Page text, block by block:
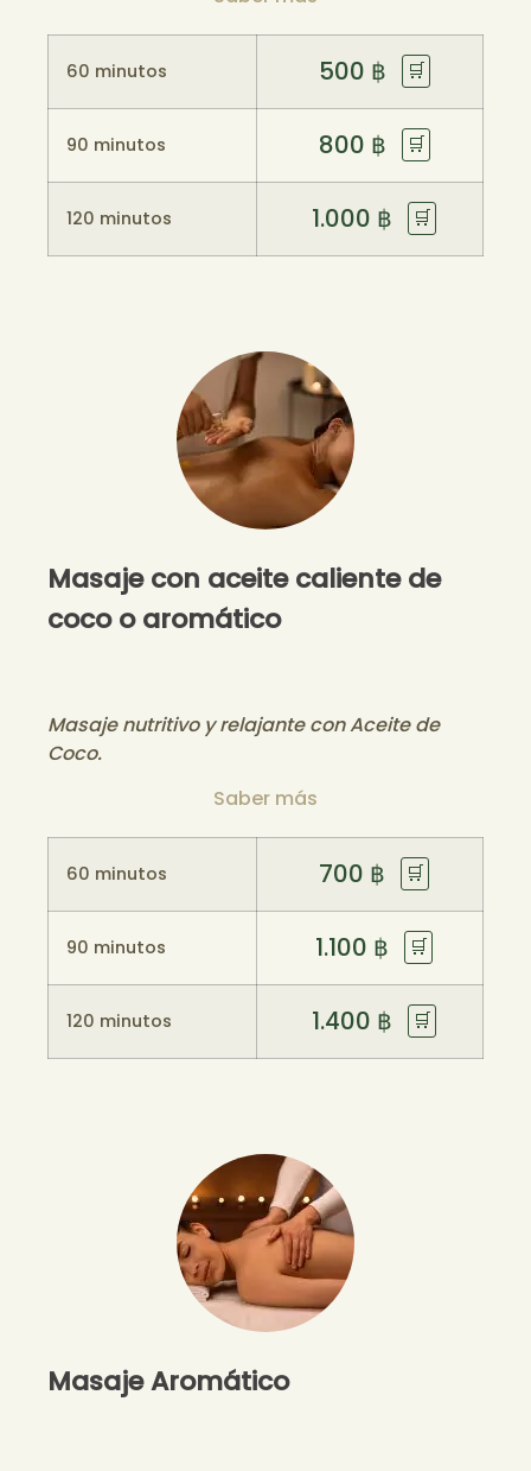
60 minutos 500 ฿ 🛒
90 minutos 800 ฿ 🛒
120 minutos 1.000 ฿ 🛒
Masaje con aceite caliente de
coco o aromático
Masaje nutritivo y relajante con Aceite de
Coco.
Saber más
60 minutos 700 ฿ 🛒
90 minutos 1.100 ฿ 🛒
120 minutos 1.400 ฿ 🛒
Masaje Aromático